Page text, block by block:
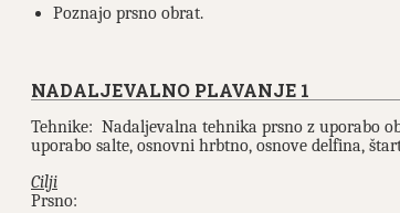
Poznajo prsno obrat.
NADALJEVALNO PLAVANJE 1
Tehnike: Nadaljevalna tehnika prsno z uporabo
uporabo salte, osnovni hrbtno, osnove delfina,
Cilji
Prsno: